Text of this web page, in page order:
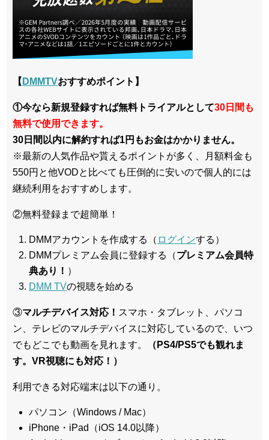
【 DMMTVおすすめポイント】
①今なら新規登録すれば無料トライアルとして30日間も
無料で使用できます。
30日間以内に解約すれば1円もお金はかかりません。
※最新の人気作品や貰えるポイントが多く、月額料金も
550円と他VODと比べても圧倒的に安いので個人的には
継続利用をおすすめします。
②無料登録まで超簡単！
DMMアカウントを作成する（ ログインする）
DMMプレミアム会員に登録する（プレミアム会員特
典あり！ ）
DMM TVの視聴を始める
③マルチデバイス対応！ スマホ・タブレット、パソコ
ン、テレビのマルチデバイスに対応しているので、いつ
でもどこでも動画を見れます。
（PS4/PS5でも観れま
す。VR視聴にも対応！）
利用できる対応端末は以下の通り。
パソコン（Windows / Mac）
iPhone・iPad（iOS 14.0以降）